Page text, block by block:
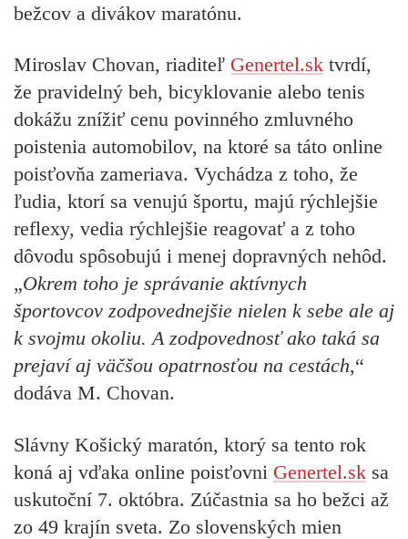
bežcov a divákov maratónu.
Miroslav Chovan, riaditeľ Genertel.sk tvrdí,
že pravidelný beh, bicyklovanie alebo tenis
dokážu znížiť cenu povinného zmluvného
poistenia automobilov, na ktoré sa táto online
poisťovňa zameriava. Vychádza z toho, že
ľudia, ktorí sa venujú športu, majú rýchlejšie
reflexy, vedia rýchlejšie reagovať a z toho
dôvodu spôsobujú i menej dopravných nehôd.
„Okrem toho je správanie aktívnych
športovcov zodpovednejšie nielen k sebe ale aj
k svojmu okoliu. A zodpovednosť ako taká sa
prejaví aj väčšou opatrnosťou na cestách,“
dodáva M. Chovan.
Slávny Košický maratón, ktorý sa tento rok
koná aj vďaka online poisťovni Genertel.sk sa
uskutoční 7. októbra. Zúčastnia sa ho bežci až
zo 49 krajín sveta. Zo slovenských mien